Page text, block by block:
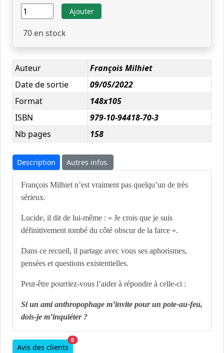
Ajouter
70 en stock
Auteur
François Milhiet
Date de sortie
09/05/2022
Format
148x105
ISBN
979-10-94418-70-3
Nb pages
158
Description Autres infos.
François Milhiet n’est vraiment pas quelqu’un de très
sérieux.
Lucide, il dit de lui-même : « Je crois que je suis
définitivement tombé du côté obscur de la farce ».
Dans ce recueil, il partage avec vous ses aphorismes,
pensées et questions existentielles.
Peut-être pourriez-vous l’aider à répondre à celle-ci :
Si un ami anthropophage m’invite pour un pote-au-feu,
dois-je m’inquiéter ?
Avis des clients
0